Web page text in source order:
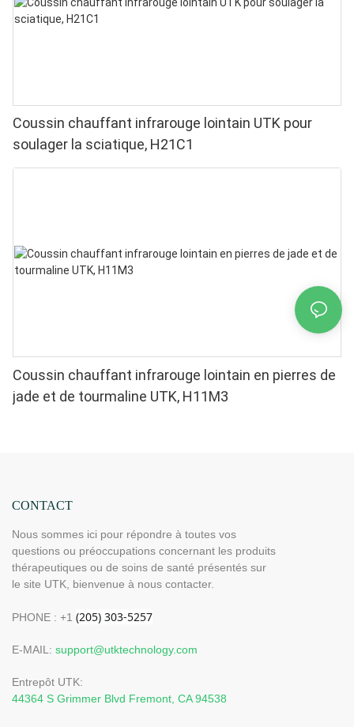
Coussin chauffant infrarouge lointain UTK pour
soulager la sciatique, H21C1
Coussin chauffant infrarouge lointain en pierres de
jade et de tourmaline UTK, H11M3
CONTACT
Nous sommes ici pour répondre à toutes vos
questions ou préoccupations concernant les produits
thérapeutiques ou de soins de santé présentés sur
le site UTK, bienvenue à nous contacter.
PHONE : +1
E-MAIL: support@utktechnology.com
Entrepôt UTK:
44364 S Grimmer Blvd Fremont, CA 94538